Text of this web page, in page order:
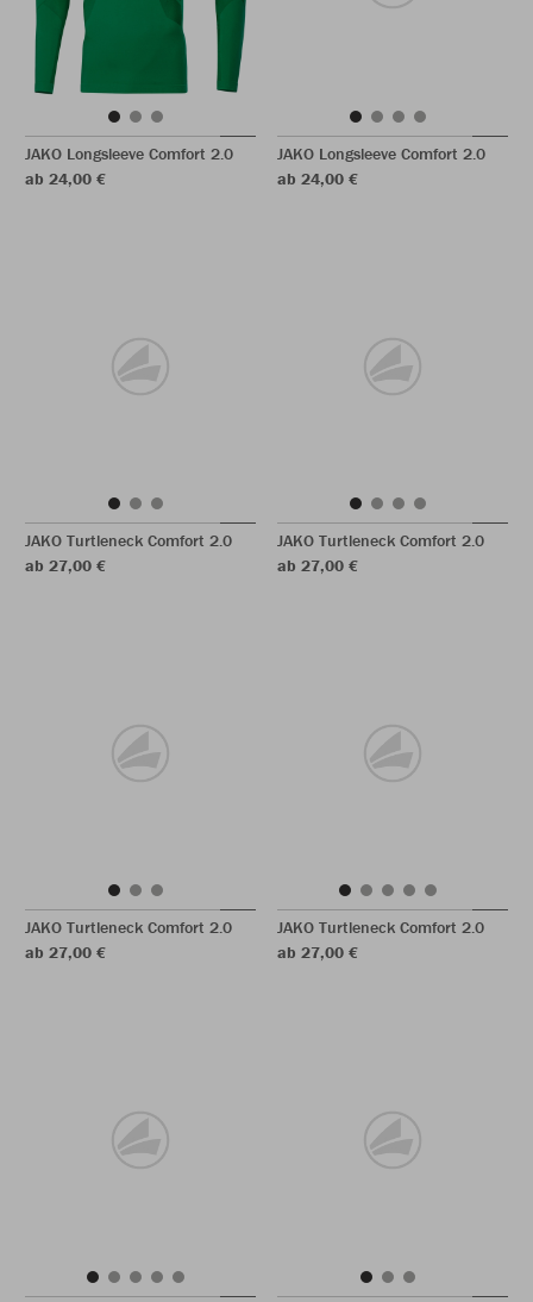
JAKO Longsleeve Comfort 2.0
ab 24,00 €
JAKO Longsleeve Comfort 2.0
ab 24,00 €
JAKO Turtleneck Comfort 2.0
ab 27,00 €
JAKO Turtleneck Comfort 2.0
ab 27,00 €
JAKO Turtleneck Comfort 2.0
ab 27,00 €
JAKO Turtleneck Comfort 2.0
ab 27,00 €